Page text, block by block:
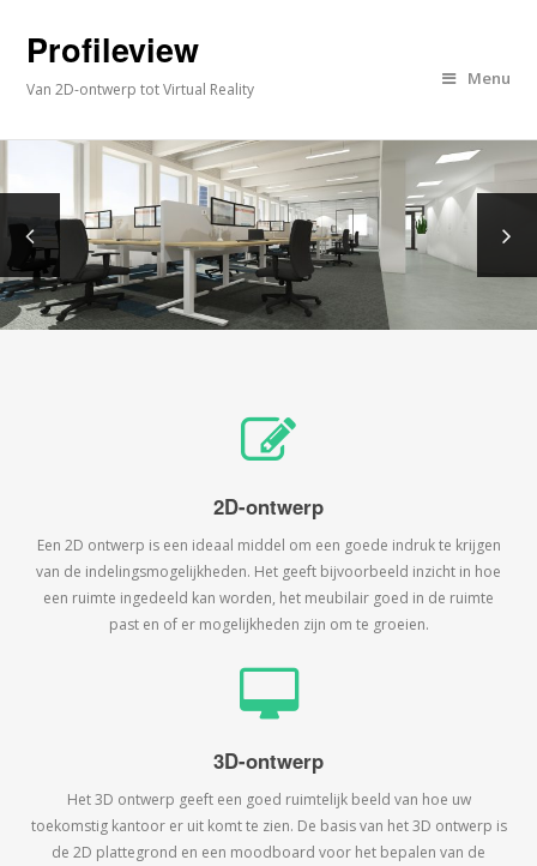
Profileview
Van 2D-ontwerp tot Virtual Reality
Menu
2D-ontwerp
Een 2D ontwerp is een ideaal middel om een goede indruk te krijgen
van de indelingsmogelijkheden. Het geeft bijvoorbeeld inzicht in hoe
een ruimte ingedeeld kan worden, het meubilair goed in de ruimte
past en of er mogelijkheden zijn om te groeien.
3D-ontwerp
Het 3D ontwerp geeft een goed ruimtelijk beeld van hoe uw
toekomstig kantoor er uit komt te zien. De basis van het 3D ontwerp is
de 2D plattegrond en een moodboard voor het bepalen van de